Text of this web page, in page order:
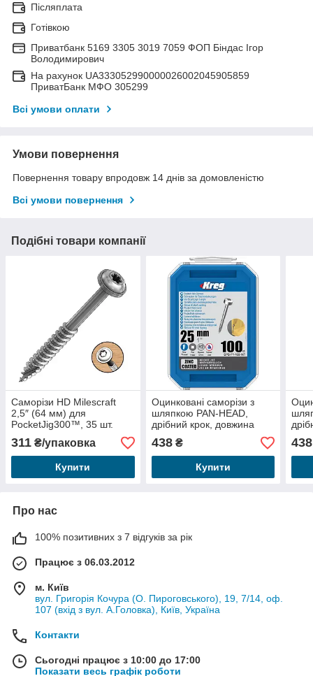
Післяплата
Готівкою
Приватбанк 5169 3305 3019 7059 ФОП Біндас Ігор
Володимирович
На рахунок UA333052990000026002045905859
ПриватБанк МФО 305299
Всі умови оплати
Умови повернення
Повернення товару впродовж 14 днів за домовленістю
Всі умови повернення
Подібні товари компанії
Саморізи HD Milescraft
2,5″ (64 мм) для
PocketJig300™, 35 шт.
311 ₴/упаковка
Купити
Оцинковані саморізи з
шляпкою PAN-HEAD,
дрібний крок, довжина
25,4 мм, 100 шт
438₴
Купити
мм,
438
Про нас
100% позитивних з 7 відгуків за рік
Працює з 06.03.2012
м. Київ
вул. Григорія Кочура (О. Пироговського), 19, 7/14, оф.
107 (вхід з вул. А.Головка), Київ, Україна
Контакти
Сьогодні працює з 10:00 до 17:00
Показати весь графік роботи